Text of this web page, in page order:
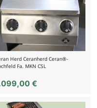
Herd Ceranherd Ceran®-
Fa. MKN CSL
€